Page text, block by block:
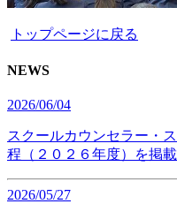
トップページに戻る
NEWS
2026/06/04
スクールカウンセラー・
程（２０２６年度）を掲載
2026/05/27